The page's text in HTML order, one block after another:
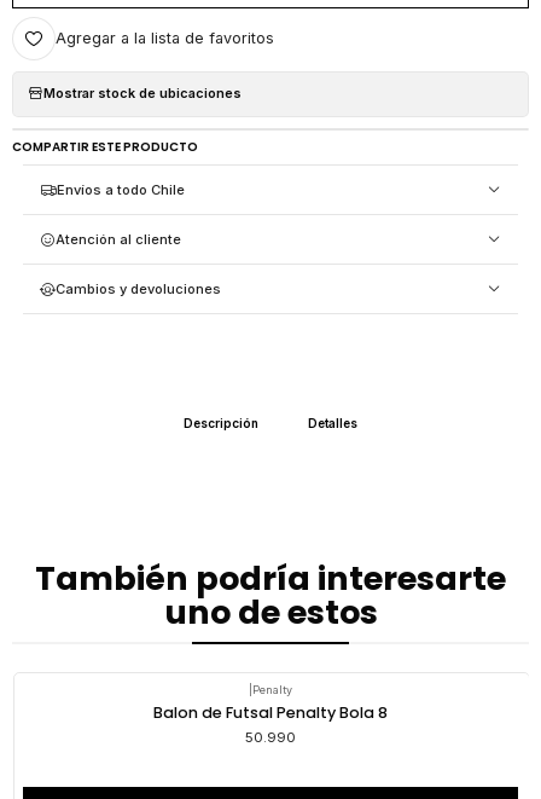
Agregar a la lista de favoritos
Mostrar stock de ubicaciones
COMPARTIR ESTE PRODUCTO
Envíos a todo Chile
Atención al cliente
Cambios y devoluciones
Descripción Detalles
También podría interesarte
uno de estos
Penalty
Balon de Futsal Penalty Bola 8
50.990